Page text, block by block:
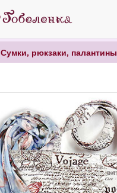
Сумки, рюкзаки, палантины